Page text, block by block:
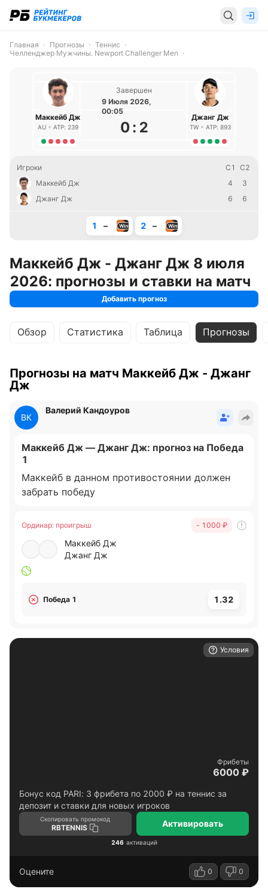
Главная Прогнозы
Теннис
Челленджер Мужчины. Newport Challenger Men
Маккейб Дж
AU ATP: 239
Завершен
9 Июля 2026,
00:05
0: 2
Джанг Дж
TW ATP: 893
Игроки С1
С2
Маккейб Дж
4
3
Джанг Дж
6 6
1 – 2 –
Маккейб Дж - Джанг Дж 8 июля
2026: прогнозы и ставки на матч
Добавить прогноз
Обзор Статистика Таблица Прогнозы
Прогнозы на матч Маккейб Дж - Джанг
Дж
ВК
Валерий Кандоуров
Маккейб Дж — Джанг Дж: прогноз на Победа
1
Маккейб в данном противостоянии должен
забрать победу
Ординар: проигрыш - 1000 ₽
Маккейб Дж
Джанг Дж
Победа 1 1.32
Условия
Фрибеты
6000 ₽
Бонус код PARI: 3 фрибета по 2000 ₽ на теннис за
депозит и ставки для новых игроков
Скопировать промокод
RBTENNIS Активировать
246 активаций
Оцените 0 0